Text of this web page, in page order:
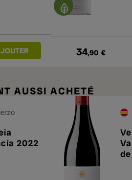
34,90 €
AUSSI ACHETÉ
2022